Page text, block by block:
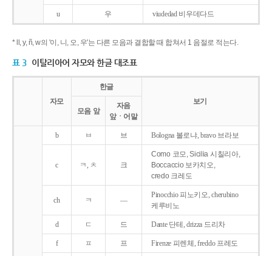
u 우 viudedad 비우데다드
* ll, y, ñ, w의 '이, 니, 오, 우'는 다른 모음과 결합할 때 합쳐서 1 음절로 적는다.
표 3 이탈리아어 자모와 한글 대조표
자모
한글
보기
모음 앞
자음
앞ㆍ어말
b ㅂ 브 Bologna 볼로냐, bravo 브라보
c ㅋ, ㅊ 크
Como 코모, Sicilia 시칠리아,
Boccaccio 보카치오,
credo 크레도
ch ㅋ ―
Pinocchio 피노키오, cherubino
케루비노
d ㄷ 드 Dante 단테, drizza 드리차
f ㅍ 프 Firenze 피렌체, freddo 프레도